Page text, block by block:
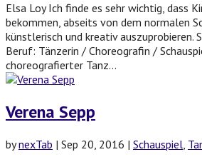
Elsa Loy Ich finde es sehr wichtig, dass
bekommen, abseits von dem normalen
künstlerisch und kreativ auszuprobieren.
Beruf: Tänzerin / Choreografin /
choreografierter Tanz...
Verena Sepp
bynexTab | Sep 20, 2016 | Schauspiel,